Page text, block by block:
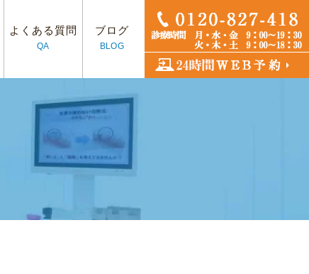
アクセス
入れ歯治療
よくある質問
QA
ブログ
BLOG